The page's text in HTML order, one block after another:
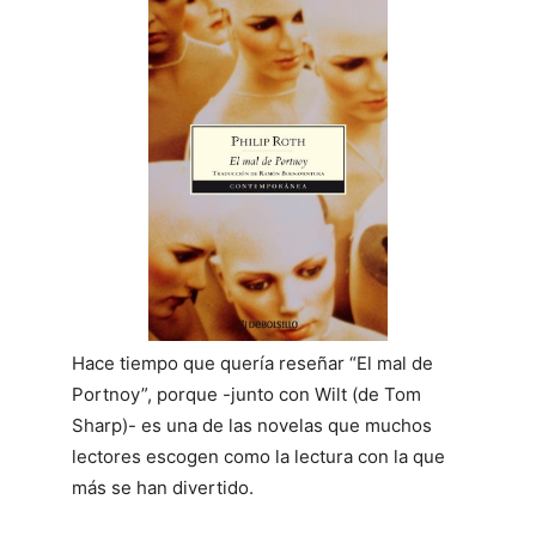
Hace tiempo que quería reseñar “El mal de
Portnoy”, porque -junto con Wilt (de Tom
Sharp)- es una de las novelas que muchos
lectores escogen como la lectura con la que
más se han divertido.